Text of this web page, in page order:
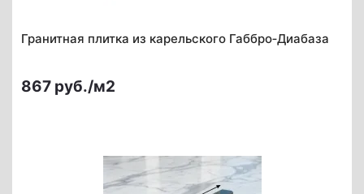
Гранитная плитка из карельского Габбро‑Диабаза
867 руб./м2